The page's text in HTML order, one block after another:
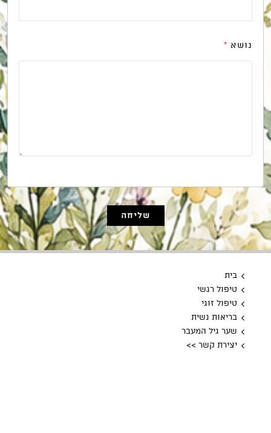
נושא *
שליחה
בית
טיפול רגשי
טיפול זוגי
בריאות נשית
שער גיל המעבר
יצירת קשר >>